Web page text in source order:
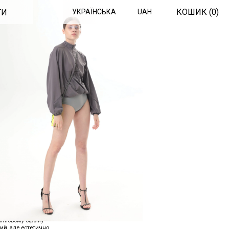
УКРАЇНСЬКА UAH КОШИК (0)
якісний базовий
сірому